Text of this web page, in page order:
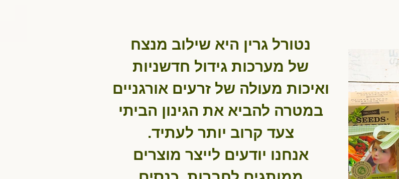
נטורל גרין היא שילוב מנצח
של מערכות גידול חדשניות
ואיכות מעולה של זרעים אורגניים
במטרה להביא את הגינון הביתי
.צעד קרוב יותר לעתיד
אנחנו יודעים לייצר מוצרים